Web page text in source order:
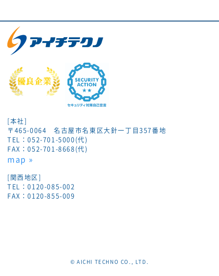
[本社]
〒465-0064 名古屋市名東区大針一丁目357番地
TEL：052-701-5000(代)
FAX：052-701-8668(代)
map »
[関西地区]
TEL：0120-085-002
FAX：0120-855-009
© AICHI TECHNO CO., LTD.